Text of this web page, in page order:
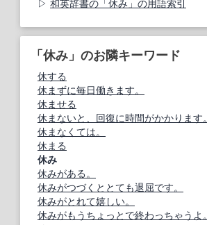
和英辞書の「休み」の用語索引
「休み」のお隣キーワード
休する
休まずに毎日働きます。
休ませる
休まないと、回復に時間がかかります。
休まなくては。
休まる
休み
休みがある。
休みがつづくととても退屈です。
休みがとれて嬉しい。
休みがもうちょっとで終わっちゃうよ。